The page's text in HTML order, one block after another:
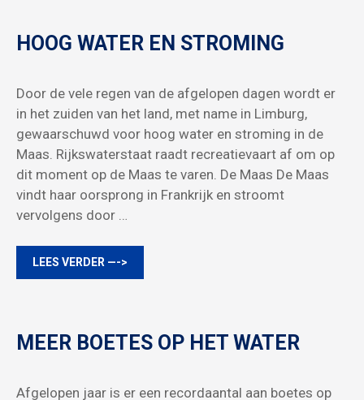
HOOG WATER EN STROMING
Door de vele regen van de afgelopen dagen wordt er
in het zuiden van het land, met name in Limburg,
gewaarschuwd voor hoog water en stroming in de
Maas. Rijkswaterstaat raadt recreatievaart af om op
dit moment op de Maas te varen. De Maas De Maas
vindt haar oorsprong in Frankrijk en stroomt
vervolgens door …
LEES VERDER —->
MEER BOETES OP HET WATER
Afgelopen jaar is er een recordaantal aan boetes op